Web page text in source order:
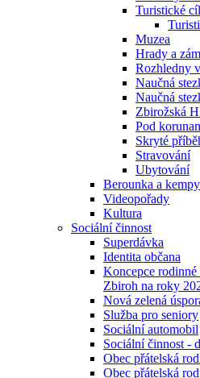
Turistické
Muzea
Hrady a
Rozhledny
Naučná
Naučná
Zbirožská
Pod
Skryté
Stravování
Ubytování
Berounka a kempy
Videopořady
Kultura
Sociální činnost
Superdávka
Identita občana
Koncepce rodinné
Zbiroh na roky
Nová zelená
Služba pro seniory
Sociální automobil
Sociální činnost -
Obec přátelská
Obec přátelská